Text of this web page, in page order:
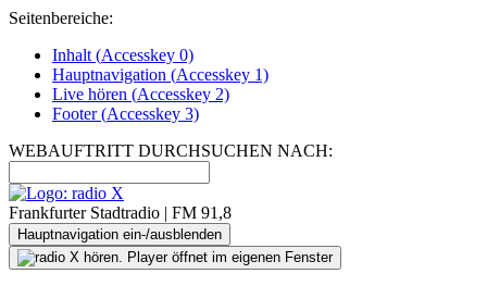
Seitenbereiche:
Inhalt (Accesskey 0)
Hauptnavigation (Accesskey 1)
Live hören (Accesskey 2)
Footer(Accesskey 3)
WEBAUFTRITT DURCHSUCHEN NACH:
Frankfurter Stadtradio | FM 91,8
Hauptnavigation ein-/ausblenden